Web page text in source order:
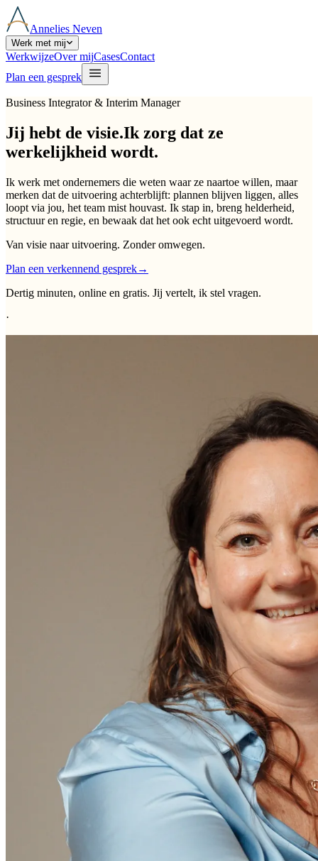
Annelies Neven
Werk met mij
WerkwijzeOver mijCasesContact
Plan een gesprek
Business Integrator & Interim Manager
Jij hebt de visie.Ik zorg dat ze
werkelijkheid wordt.
Ik werk met ondernemers die weten waar ze naartoe willen, maar
merken dat de uitvoering achterblijft: plannen blijven liggen, alles
loopt via jou, het team mist houvast. Ik stap in, breng helderheid,
structuur en regie, en bewaak dat het ook echt uitgevoerd wordt.
Van visie naar uitvoering. Zonder omwegen.
Plan een verkennend gesprek→
Dertig minuten, online en gratis. Jij vertelt, ik stel vragen.
·